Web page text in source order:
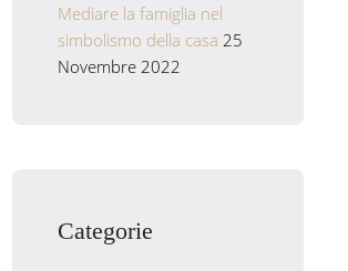
Mediare la famiglia nel
simbolismo della casa 25
Novembre 2022
Categorie